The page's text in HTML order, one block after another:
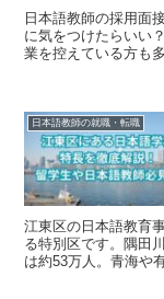
日本語教師の採用面
に気をつけたらいい？ このように、日本語教師の採用面接や模擬授
業を控えている方も多いと思います
日本語教師の就職・転職
江東区の日本語教育事情は？ 江東区は東京都の
る特別区です。隅田
は約53万人。青海や